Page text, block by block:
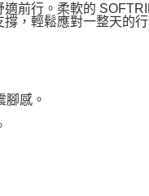
前行。柔軟的
，輕鬆應對一整天的行
感。